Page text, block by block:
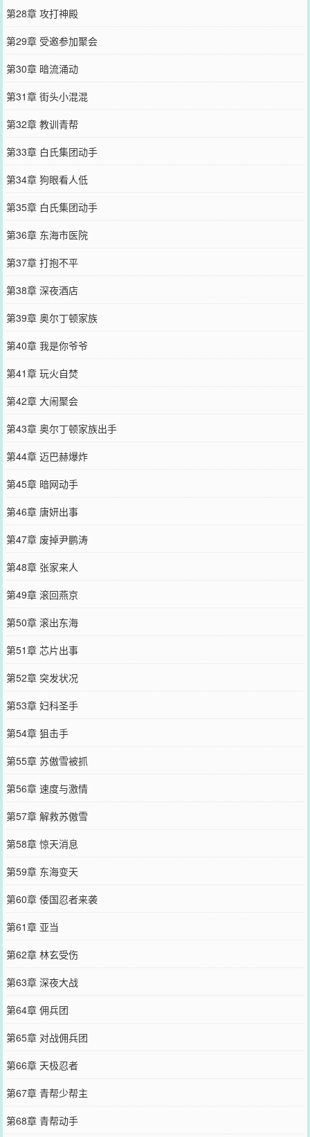
第28章 攻打神殿
第29章 受邀参加聚会
第30章 暗流涌动
第31章 街头小混混
第32章 教训青帮
第33章 白氏集团动手
第34章 狗眼看人低
第35章 白氏集团动手
第36章 东海市医院
第37章 打抱不平
第38章 深夜酒店
第39章 奥尔丁顿家族
第40章 我是你爷爷
第41章 玩火自焚
第42章 大闹聚会
第43章 奥尔丁顿家族出手
第44章 迈巴赫爆炸
第45章 暗网动手
第46章 唐妍出事
第47章 废掉尹鹏涛
第48章 张家来人
第49章 滚回燕京
第50章 滚出东海
第51章 芯片出事
第52章 突发状况
第53章 妇科圣手
第54章 狙击手
第55章 苏傲雪被抓
第56章 速度与激情
第57章 解救苏傲雪
第58章 惊天消息
第59章 东海变天
第60章 倭国忍者来袭
第61章 亚当
第62章 林玄受伤
第63章 深夜大战
第64章 佣兵团
第65章 对战佣兵团
第66章 天极忍者
第67章 青帮少帮主
第68章 青帮动手